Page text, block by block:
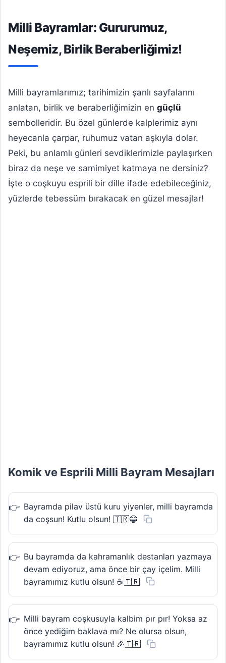
Milli Bayramlar: Gururumuz,
Neşemiz, Birlik Beraberliğimiz!
Milli bayramlarımız; tarihimizin şanlı sayfalarını
anlatan, birlik ve beraberliğimizin en güçlü
sembolleridir. Bu özel günlerde kalplerimiz aynı
heyecanla çarpar, ruhumuz vatan aşkıyla dolar.
Peki, bu anlamlı günleri sevdiklerimizle paylaşırken
biraz da neşe ve samimiyet katmaya ne dersiniz?
İşte o coşkuyu esprili bir dille ifade edebileceğiniz,
yüzlerde tebessüm bırakacak en güzel mesajlar!
Komik ve Esprili Milli Bayram Mesajları
Bayramda pilav üstü kuru yiyenler, milli bayramda
da coşsun! Kutlu olsun! 🇹🇷😂
Bu bayramda da kahramanlık destanları yazmaya
devam ediyoruz, ama önce bir çay içelim. Milli
bayramımız kutlu olsun! ☕🇹🇷
Milli bayram coşkusuyla kalbim pır pır! Yoksa az
önce yediğim baklava mı? Ne olursa olsun,
bayramımız kutlu olsun! 🎉🇹🇷